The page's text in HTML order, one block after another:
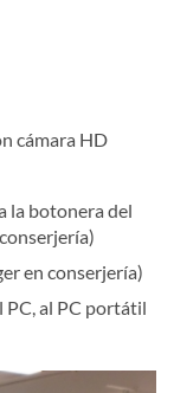
cámara HD
la botonera del
en conserjería)
PC, al PC portátil